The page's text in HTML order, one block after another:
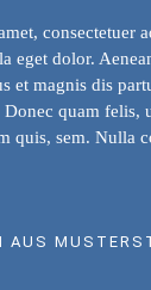
consectetuer
eget dolor.
et magnis dis
quam felis,
quis, sem. Nulla
AUS